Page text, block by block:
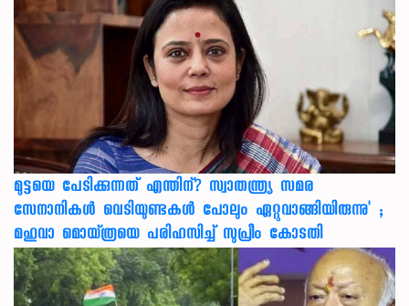
മുട്ടയെ പേടിക്കുന്നത് എന്തിന്? സ്വാതന്ത്ര്യ സമര
സേനാനികൾ വെടിയുണ്ടകൾ പോലും ഏറ്റുവാങ്ങിയിരുന്നു' ;
മഹുവാ മൊയ്ത്രയെ പരിഹസിച്ച് സുപ്രീം കോടതി